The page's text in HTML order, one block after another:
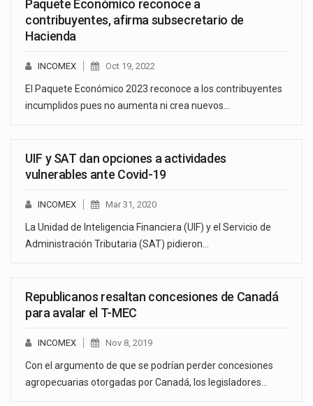
Paquete Económico reconoce a
contribuyentes, afirma subsecretario de
Hacienda
INCOMEX Oct 19, 2022
El Paquete Económico 2023 reconoce a los contribuyentes
incumplidos pues no aumenta ni crea nuevos…
UIF y SAT dan opciones a actividades
vulnerables ante Covid-19
INCOMEX Mar 31, 2020
La Unidad de Inteligencia Financiera (UIF) y el Servicio de
Administración Tributaria (SAT) pidieron…
Republicanos resaltan concesiones de Canadá
para avalar el T-MEC
INCOMEX Nov 8, 2019
Con el argumento de que se podrían perder concesiones
agropecuarias otorgadas por Canadá, los legisladores…